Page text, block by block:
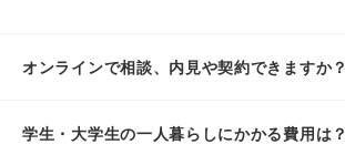
オンラインで相談、内見や契約できますか？
学生・大学生の一人暮らしにかかる費用は？